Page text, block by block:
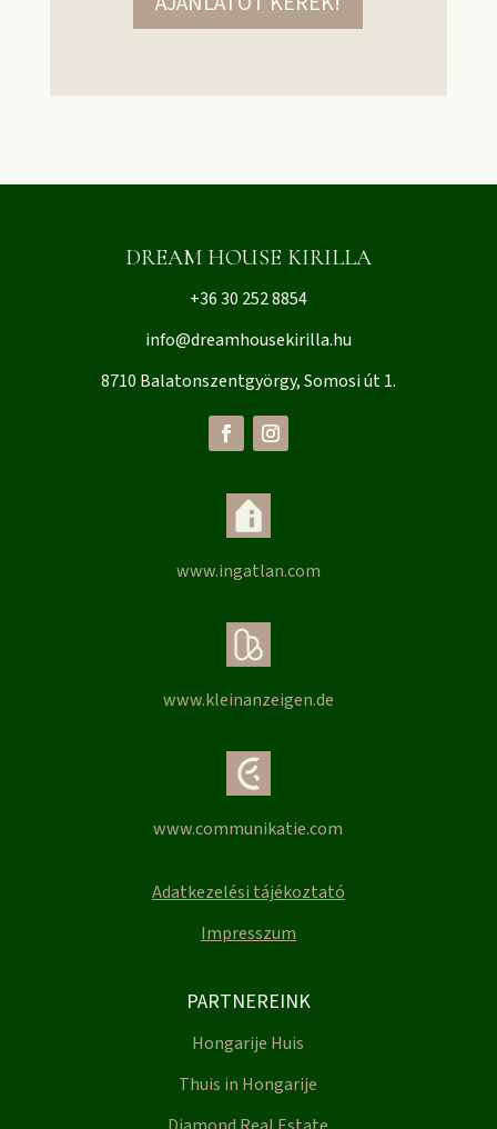
DREAM HOUSE KIRILLA
+36 30 252 8854
info@dreamhousekirilla.hu
8710 Balatonszentgyörgy, Somosi út 1.
www.ingatlan.com
www.kleinanzeigen.de
www.communikatie.com
Adatkezelési tájékoztató
Impresszum
PARTNEREINK
Hongarije Huis
Thuis in Hongarije